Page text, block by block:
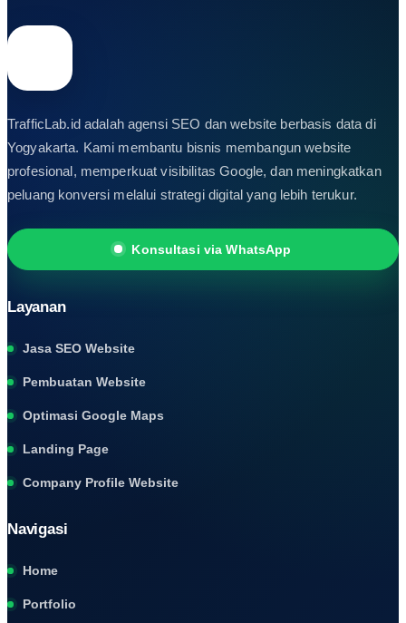
TrafficLab.id adalah agensi SEO dan website berbasis data di
Yogyakarta. Kami membantu bisnis membangun website
profesional, memperkuat visibilitas Google, dan meningkatkan
peluang konversi melalui strategi digital yang lebih terukur.
Konsultasi via WhatsApp
Layanan
Jasa SEO Website
Pembuatan Website
Optimasi Google Maps
Landing Page
Company Profile Website
Navigasi
Home
Portfolio